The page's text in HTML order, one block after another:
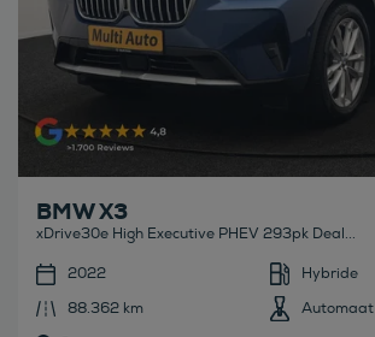
BMW X3
xDrive30e High Executive PHEV 293pk Deal...
2022
Hybride
88.362 km
Automaat